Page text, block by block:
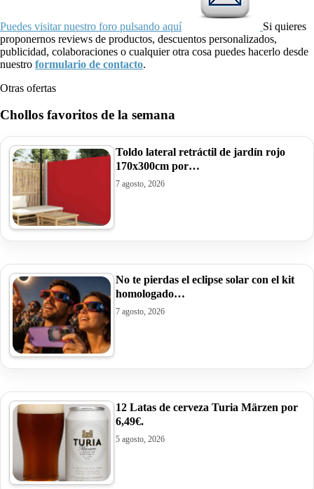
Puedes visitar nuestro foro pulsando aquí
Si quieres
proponernos reviews de productos, descuentos personalizados,
publicidad, colaboraciones o cualquier otra cosa puedes hacerlo desde
nuestro formulario de contacto.
Otras ofertas
Chollos favoritos de la semana
Toldo lateral retráctil de jardín rojo
170x300cm por…
7 agosto, 2026
No te pierdas el eclipse solar con el kit
homologado…
7 agosto, 2026
12 Latas de cerveza Turia Märzen por
6,49€.
5 agosto, 2026